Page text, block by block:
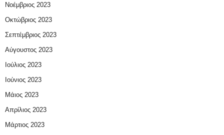
Νοέμβριος 2023
Οκτώβριος 2023
Σεπτέμβριος 2023
Αύγουστος 2023
Ιούλιος 2023
Ιούνιος 2023
Μάιος 2023
Απρίλιος 2023
Μάρτιος 2023